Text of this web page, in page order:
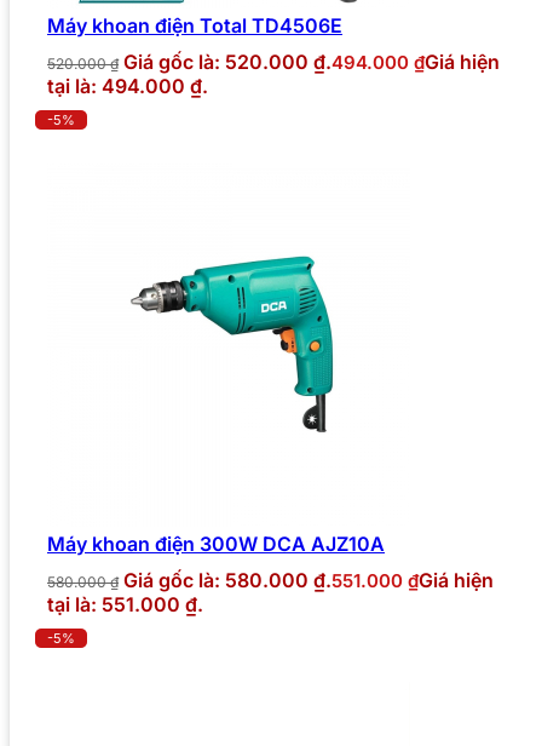
Máy khoan điện Total TD4506E
520.000₫ Giá gốc là: 520.000 ₫.494.000 ₫Giá hiện
tại là: 494.000 ₫.
-5%
Máy khoan điện 300W DCA AJZ10A
580.000₫ Giá gốc là: 580.000 ₫.551.000 ₫Giá hiện
tại là: 551.000 ₫.
-5%